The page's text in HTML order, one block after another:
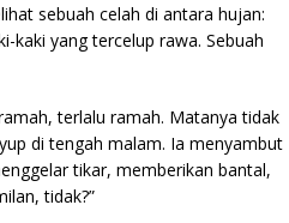
sebuah celah di antara hujan:
kaki yang tercelup rawa. Sebuah
terlalu ramah. Matanya tidak
di tengah malam. Ia menyambut
tikar, memberikan bantal,
tidak?”